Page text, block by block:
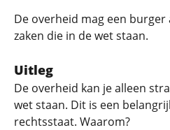
De overheid mag een
zaken die in de wet staan.
Uitleg
De overheid kan je alleen
wet staan. Dit is een
rechtsstaat. Waarom?